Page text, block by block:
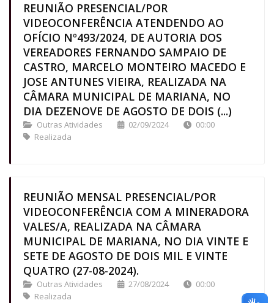
REUNIÃO PRESENCIAL/POR
VIDEOCONFERÊNCIA ATENDENDO AO
OFÍCIO Nº493/2024, DE AUTORIA DOS
VEREADORES FERNANDO SAMPAIO DE
CASTRO, MARCELO MONTEIRO MACEDO E
JOSE ANTUNES VIEIRA, REALIZADA NA
CÂMARA MUNICIPAL DE MARIANA, NO
DIA DEZENOVE DE AGOSTO DE DOIS (...)
Outras Atividades 02/09/2024
00:00
Realizada
REUNIÃO MENSAL PRESENCIAL/POR
VIDEOCONFERÊNCIA COM A MINERADORA
VALES/A, REALIZADA NA CÂMARA
MUNICIPAL DE MARIANA, NO DIA VINTE E
SETE DE AGOSTO DE DOIS MIL E VINTE
QUATRO (27-08-2024).
Outras Atividades 27/08/2024
00:00
Realizada